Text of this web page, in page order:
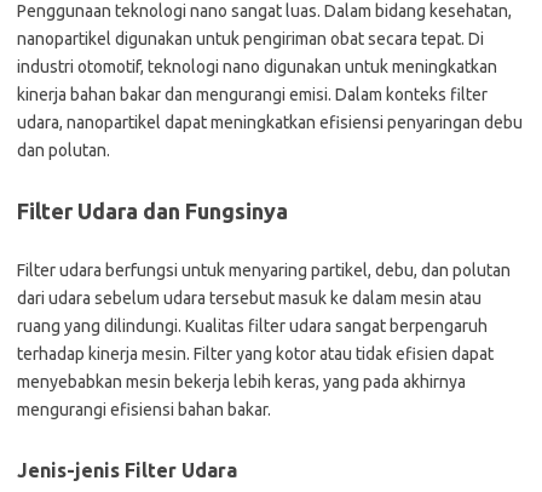
Penggunaan teknologi nano sangat luas. Dalam bidang kesehatan,
nanopartikel digunakan untuk pengiriman obat secara tepat. Di
industri otomotif, teknologi nano digunakan untuk meningkatkan
kinerja bahan bakar dan mengurangi emisi. Dalam konteks filter
udara, nanopartikel dapat meningkatkan efisiensi penyaringan debu
dan polutan.
Filter Udara dan Fungsinya
Filter udara berfungsi untuk menyaring partikel, debu, dan polutan
dari udara sebelum udara tersebut masuk ke dalam mesin atau
ruang yang dilindungi. Kualitas filter udara sangat berpengaruh
terhadap kinerja mesin. Filter yang kotor atau tidak efisien dapat
menyebabkan mesin bekerja lebih keras, yang pada akhirnya
mengurangi efisiensi bahan bakar.
Jenis-jenis Filter Udara